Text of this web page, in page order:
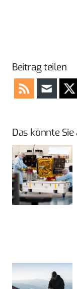
Beitrag teilen
Das könnte